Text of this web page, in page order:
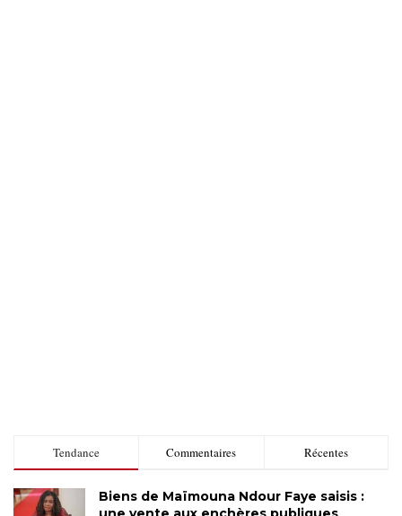
Tendance Commentaires Récentes
Biens de Maïmouna Ndour Faye saisis :